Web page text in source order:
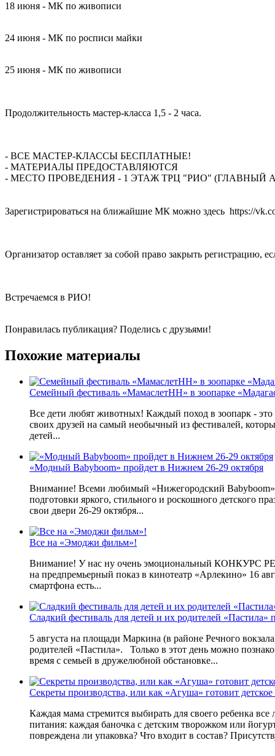
18 июня - МК по живописи
24 июня - МК по росписи майки
25 июня - МК по живописи
Продолжительность мастер-класса 1,5 - 2 часа.
- ВСЕ МАСТЕР-КЛАССЫ БЕСПЛАТНЫЕ!
- МАТЕРИАЛЫ ПРЕДОСТАВЛЯЮТСЯ
- МЕСТО ПРОВЕДЕНИЯ - 1 ЭТАЖ ТРЦ "РИО" (ГЛАВНЫЙ
Зарегистрироваться на ближайшие МК можно здесь https://
Организатор оставляет за собой право закрыть регистрацию,
Встречаемся в РИО!
Понравилась публикация? Поделись с друзьями!
Похожие материалы
Семейный фестиваль «МамаслетНН» в зоопарке
Все дети любят животных! Каждый поход в зоопарк -
своих друзей на самый необычный из фестивалей,
детей...
«Модный Babyboom» пройдет в Нижнем 26-29 октября
Внимание! Всеми любимый «Нижегородский Babyboom»
подготовки яркого, стильного и роскошного детского
свои двери 26-29 октября...
Все на «Эмоджи фильм»!
Внимание! У нас ну очень эмоциональный КОНКУРС
на предпремьерный показ в кинотеатр «Арлекино» 16
смартфона есть...
Сладкий фестиваль для детей и их родителей
5 августа на площади Маркина (в районе Речного
родителей «Пастила». Только в этот день можно
время с семьей в дружелюбной обстановке...
Секреты производства, или как «Агуша» готовит
Каждая мама стремится выбирать для своего ребенка
питания: каждая баночка с детским творожком или
повреждена ли упаковка? Что входит в состав?